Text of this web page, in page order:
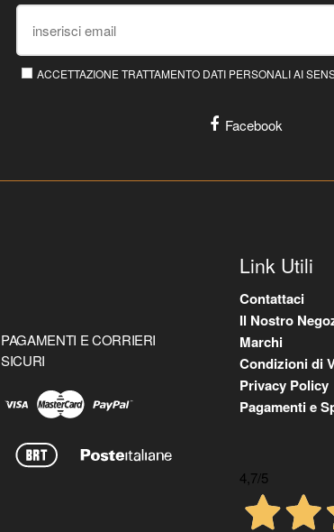
ACCETTAZIONE TRATTAMENTO DATI PERSONALI AI
Facebook
PAGAMENTI E CORRIERI
SICURI
Link Utili
Contattaci
Il Nostro
Marchi
Condizioni di
Privacy Policy
Pagamenti e
4,7/5